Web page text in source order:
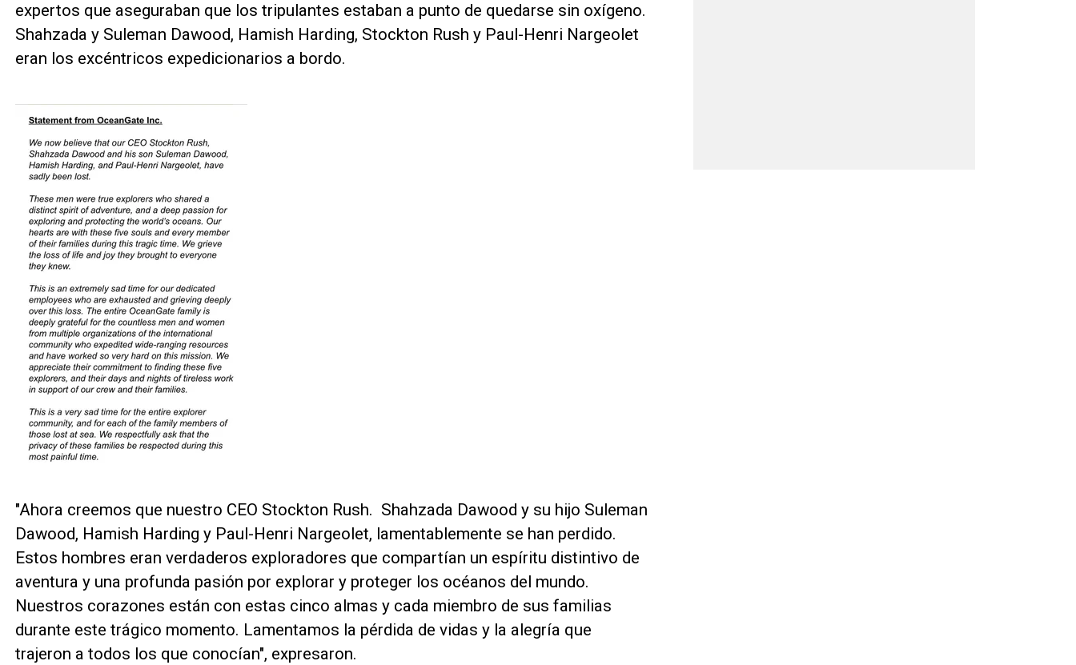
expertos que aseguraban que los tripulantes estaban a punto de quedarse sin oxígeno.
Shahzada y Suleman Dawood, Hamish Harding, Stockton Rush y Paul-Henri Nargeolet
eran los excéntricos expedicionarios a bordo.
"Ahora creemos que nuestro CEO Stockton Rush. Shahzada Dawood y su hijo Suleman
Dawood, Hamish Harding y Paul-Henri Nargeolet, lamentablemente se han perdido.
Estos hombres eran verdaderos exploradores que compartían un espíritu distintivo de
aventura y una profunda pasión por explorar y proteger los océanos del mundo.
Nuestros corazones están con estas cinco almas y cada miembro de sus familias
durante este trágico momento. Lamentamos la pérdida de vidas y la alegría que
trajeron a todos los que conocían", expresaron.